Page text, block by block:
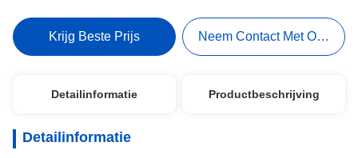
Krijg Beste Prijs Neem Contact Met Ons Op
Detailinformatie Productbeschrijving
Detailinformatie